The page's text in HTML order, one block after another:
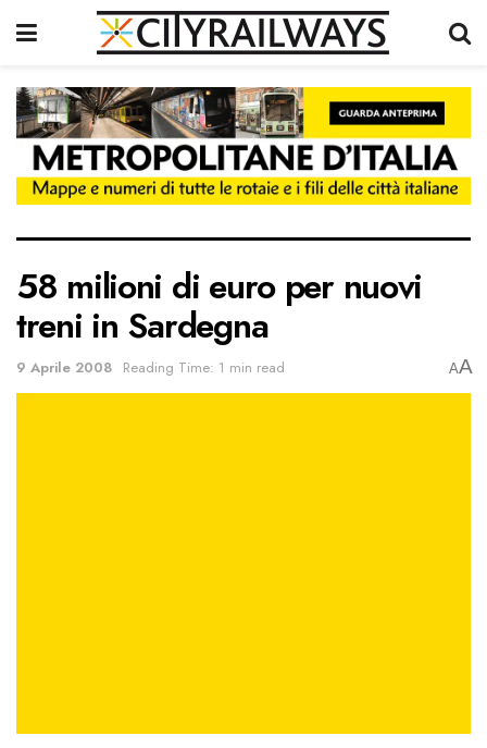
58 milioni di euro per nuovi
treni in Sardegna
9 Aprile 2008 Reading Time: 1 min read AA